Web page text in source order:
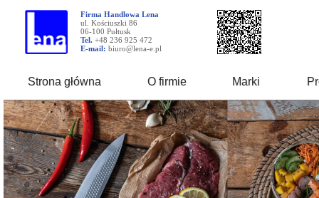
Firma Handlowa Lena
ul. Kościuszki 86
06-100 Pułtusk
Tel. +48 236 925 472
E-mail: biuro@lena-e.pl
Strona główna O firmie Marki